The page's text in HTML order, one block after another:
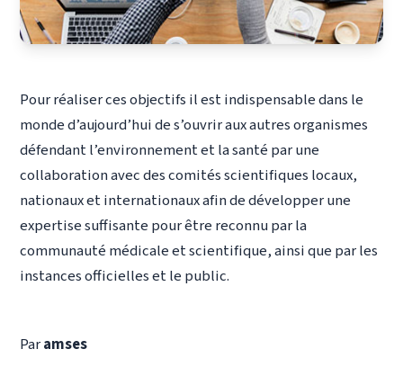
Pour réaliser ces objectifs il est indispensable dans le
monde d’aujourd’hui de s’ouvrir aux autres organismes
défendant l’environnement et la santé par une
collaboration avec des comités scientifiques locaux,
nationaux et internationaux afin de développer une
expertise suffisante pour être reconnu par la
communauté médicale et scientifique, ainsi que par les
instances officielles et le public.
Paramses